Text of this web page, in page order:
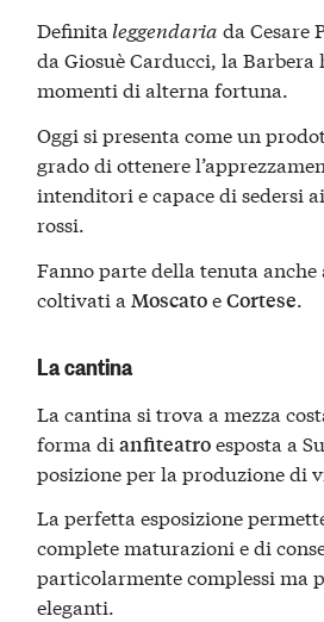
Definita leggendaria da Cesare
da Giosuè Carducci, la
momenti di alterna fortuna.
Oggi si presenta come un
grado di ottenere
intenditori e capace di sedersi
rossi.
Fanno parte della tenuta
coltivati a MoscatoeCortese
La cantina
La cantina si trova a mezza
forma dianfiteatroesposta a
posizione per la produzione di
La perfetta esposizione
complete maturazioni e di
particolarmente complessi ma
eleganti.